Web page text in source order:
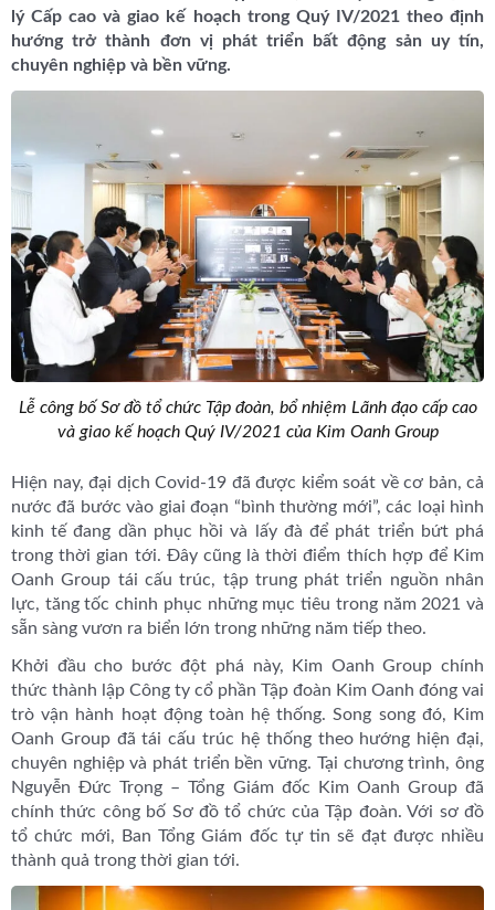
lý Cấp cao và giao kế hoạch trong Quý IV/2021 theo định
hướng trở thành đơn vị phát triển bất động sản uy tín,
chuyên nghiệp và bền vững.
Lễ công bố Sơ đồ tổ chức Tập đoàn, bổ nhiệm Lãnh đạo cấp cao
và giao kế hoạch Quý IV/2021 của Kim Oanh Group
Hiện nay, đại dịch Covid-19 đã được kiểm soát về cơ bản, cả
nước đã bước vào giai đoạn “bình thường mới”, các loại hình
kinh tế đang dần phục hồi và lấy đà để phát triển bứt phá
trong thời gian tới. Đây cũng là thời điểm thích hợp để Kim
Oanh Group tái cấu trúc, tập trung phát triển nguồn nhân
lực, tăng tốc chinh phục những mục tiêu trong năm 2021 và
sẵn sàng vươn ra biển lớn trong những năm tiếp theo.
Khởi đầu cho bước đột phá này, Kim Oanh Group chính
thức thành lập Công ty cổ phần Tập đoàn Kim Oanh đóng vai
trò vận hành hoạt động toàn hệ thống. Song song đó, Kim
Oanh Group đã tái cấu trúc hệ thống theo hướng hiện đại,
chuyên nghiệp và phát triển bền vững. Tại chương trình, ông
Nguyễn Đức Trọng – Tổng Giám đốc Kim Oanh Group đã
chính thức công bố Sơ đồ tổ chức của Tập đoàn. Với sơ đồ
tổ chức mới, Ban Tổng Giám đốc tự tin sẽ đạt được nhiều
thành quả trong thời gian tới.